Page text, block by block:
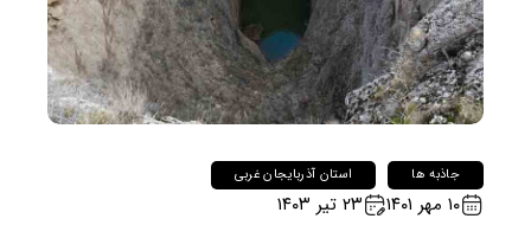
جاذبه ها استان آذربایجان غربی
۱۰ مهر ۱۴۰۱ ۲۳ تیر ۱۴۰۳